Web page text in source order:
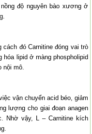
độ nguyên bào xương ở
cách đó Carnitine đóng vai trò
hóa lipid ở màng phospholipid
mô.
vận chuyển acid béo, giảm
lượng cho giai đoạn anagen
Nhờ vậy, L – Carnitine kích